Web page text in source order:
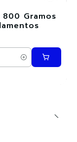
800 Gramos